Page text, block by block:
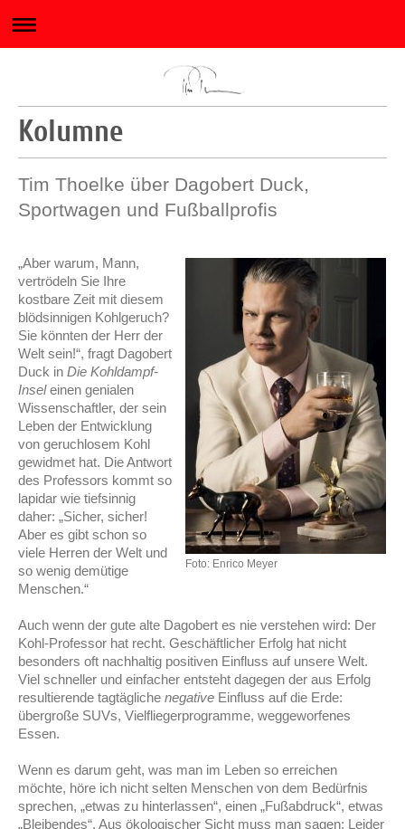
Kolumne
Tim Thoelke über Dagobert Duck,
Sportwagen und Fußballprofis
Foto: Enrico Meyer
„Aber warum, Mann,
vertrödeln Sie Ihre
kostbare Zeit mit diesem
blödsinnigen Kohlgeruch?
Sie könnten der Herr der
Welt sein!“, fragt Dagobert
Duck in Die Kohldampf-
Inseleinen genialen
Wissenschaftler, der sein
Leben der Entwicklung
von geruchlosem Kohl
gewidmet hat. Die Antwort
des Professors kommt so
lapidar wie tiefsinnig
daher: „Sicher, sicher!
Aber es gibt schon so
viele Herren der Welt und
so wenig demütige
Menschen.“
Auch wenn der gute alte Dagobert es nie verstehen wird: Der
Kohl-Professor hat recht. Geschäftlicher Erfolg hat nicht
besonders oft nachhaltig positiven Einfluss auf unsere Welt.
Viel schneller und einfacher entsteht dagegen der aus Erfolg
resultierende tagtägliche negative Einfluss auf die Erde:
übergroße SUVs, Vielfliegerprogramme, weggeworfenes
Essen.
Wenn es darum geht, was man im Leben so erreichen
möchte, höre ich nicht selten Menschen von dem Bedürfnis
sprechen, „etwas zu hinterlassen“, einen „Fußabdruck“, etwas
„Bleibendes“. Aus ökologischer Sicht muss man sagen: Leider